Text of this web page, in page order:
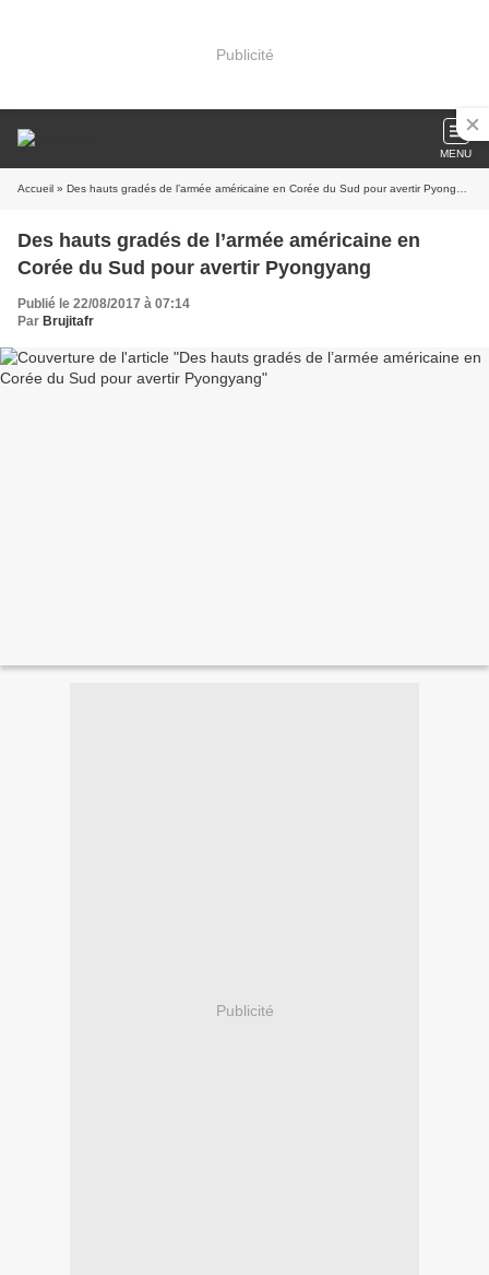
Publicité
MENU
Accueil » Des hauts gradés de l’armée américaine en Corée du Sud pour avertir Pyongyang
Des hauts gradés de l’armée américaine en
Corée du Sud pour avertir Pyongyang
Publié le 22/08/2017 à 07:14
Par Brujitafr
Publicité